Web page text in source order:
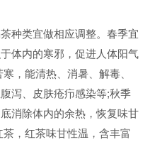
类宜做相应调整。春季宜
体内的寒邪，促进人体阳气
，能清热、消暑、解毒、
泻、皮肤疮疖感染等;秋季
消除体内的余热，恢复味甘
，红茶味甘性温，含丰富